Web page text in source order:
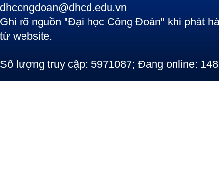
dhcongdoan@dhcd.edu.vn
Ghi rõ nguồn "Đại học Công Đoàn" khi phát
từ website.
Số lượng truy cập: 5971087; Đang online: